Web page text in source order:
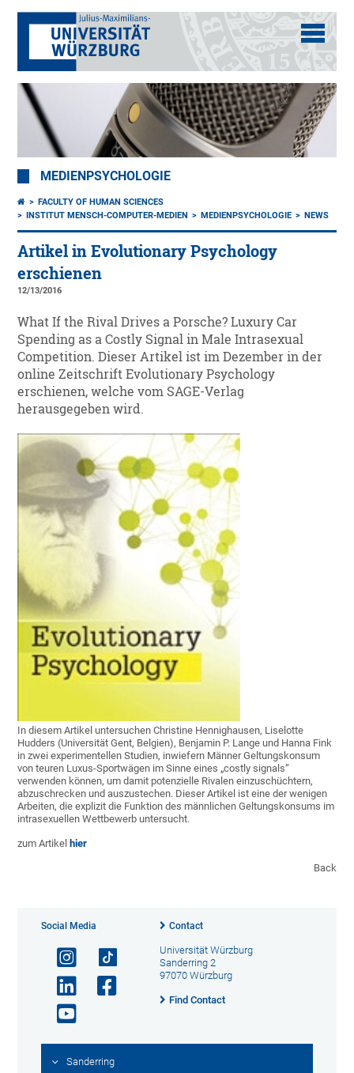
MEDIENPSYCHOLOGIE
FACULTY OF HUMAN SCIENCES
INSTITUT MENSCH-COMPUTER-MEDIEN
MEDIENPSYCHOLOGIE NEWS
Artikel in Evolutionary Psychology
erschienen
12/13/2016
What If the Rival Drives a Porsche? Luxury Car
Spending as a Costly Signal in Male Intrasexual
Competition. Dieser Artikel ist im Dezember in der
online Zeitschrift Evolutionary Psychology
erschienen, welche vom SAGE-Verlag
herausgegeben wird.
In diesem Artikel untersuchen Christine Hennighausen, Liselotte
Hudders (Universität Gent, Belgien), Benjamin P. Lange und Hanna Fink
in zwei experimentellen Studien, inwiefern Männer Geltungskonsum
von teuren Luxus-Sportwägen im Sinne eines „costly signals“
verwenden können, um damit potenzielle Rivalen einzuschüchtern,
abzuschrecken und auszustechen. Dieser Artikel ist eine der wenigen
Arbeiten, die explizit die Funktion des männlichen Geltungskonsums im
intrasexuellen Wettbewerb untersucht.
zum Artikel hier
Back
Social Media Contact
Universität Würzburg
Sanderring 2
97070 Würzburg
Find Contact
Sanderring